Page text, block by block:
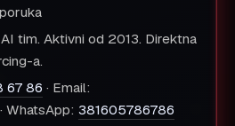
tim. Aktivni od 2013. Direktna
a.
67 86 · Email:
· WhatsApp: 381605786786